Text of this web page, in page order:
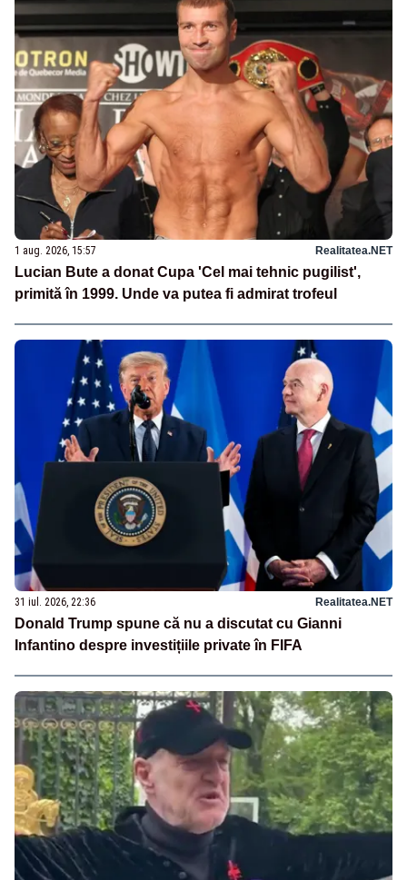
1 aug. 2026, 15:57 Realitatea.NET
Lucian Bute a donat Cupa 'Cel mai tehnic pugilist',
primită în 1999. Unde va putea fi admirat trofeul
31 iul. 2026, 22:36 Realitatea.NET
Donald Trump spune că nu a discutat cu Gianni
Infantino despre investițiile private în FIFA